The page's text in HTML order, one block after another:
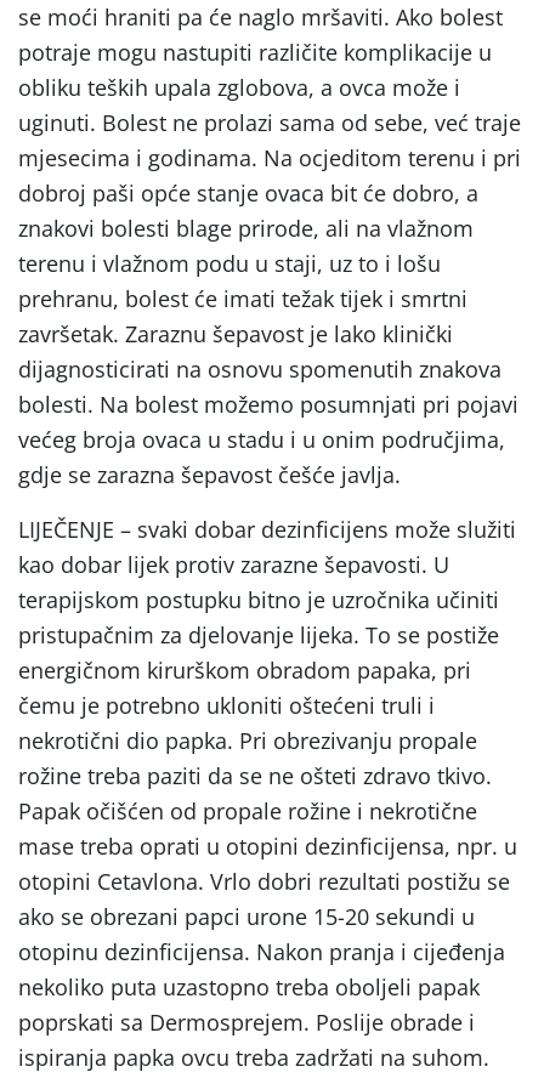
se moći hraniti pa će naglo mršaviti. Ako bolest
potraje mogu nastupiti različite komplikacije u
obliku teških upala zglobova, a ovca može i
uginuti. Bolest ne prolazi sama od sebe, već traje
mjesecima i godinama. Na ocjeditom terenu i pri
dobroj paši opće stanje ovaca bit će dobro, a
znakovi bolesti blage prirode, ali na vlažnom
terenu i vlažnom podu u staji, uz to i lošu
prehranu, bolest će imati težak tijek i smrtni
završetak. Zaraznu šepavost je lako klinički
dijagnosticirati na osnovu spomenutih znakova
bolesti. Na bolest možemo posumnjati pri pojavi
većeg broja ovaca u stadu i u onim područjima,
gdje se zarazna šepavost češće javlja.
LIJEČENJE – svaki dobar dezinficijens može služiti
kao dobar lijek protiv zarazne šepavosti. U
terapijskom postupku bitno je uzročnika učiniti
pristupačnim za djelovanje lijeka. To se postiže
energičnom kirurškom obradom papaka, pri
čemu je potrebno ukloniti oštećeni truli i
nekrotični dio papka. Pri obrezivanju propale
rožine treba paziti da se ne ošteti zdravo tkivo.
Papak očišćen od propale rožine i nekrotične
mase treba oprati u otopini dezinficijensa, npr. u
otopini Cetavlona. Vrlo dobri rezultati postižu se
ako se obrezani papci urone 15-20 sekundi u
otopinu dezinficijensa. Nakon pranja i cijeđenja
nekoliko puta uzastopno treba oboljeli papak
poprskati sa Dermosprejem. Poslije obrade i
ispiranja papka ovcu treba zadržati na suhom.